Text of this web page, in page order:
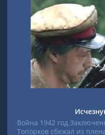
Война 1942
Топорков сбежал из